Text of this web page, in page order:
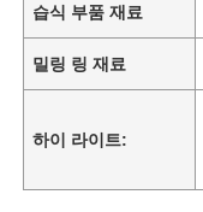
습식 부품 재료
밀링 링 재료
하이 라이트: